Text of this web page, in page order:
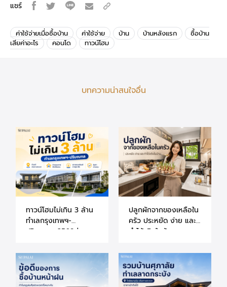
แชร์
ค่าใช้จ่ายเมื่อซื้อบ้าน ค่าใช้จ่าย บ้าน บ้านหลังแรก
ซื้อบ้าน
เสียค่าอะไร
คอนโด ทาวน์โฮม
บทความน่าสนใจอื่น
ทาวน์โฮมไม่เกิน 3 ล้าน
ทำเลกรุงเทพฯ-
ปริมณฑล 2569 |
ปลูกผักจากของเหลือใน
ครัว ประหยัด ง่าย และ
ทำได้จริงในบ้าน